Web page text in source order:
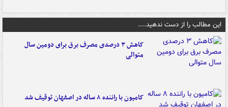
این مطالب را از دست ندهید....
کاهش ۳ درصدی مصرف برق برای دومین سال
متوالی
کامیون با راننده ۸ ساله در اصفهان توقیف شد